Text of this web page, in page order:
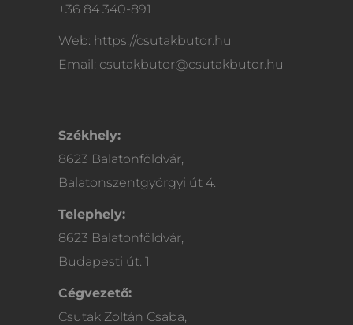
+36 84 340-891
Web: https://csutakbutor.hu
Email: csutakbutor@csutakbutor.hu
Székhely:
8623 Balatonföldvár,
Balatonszentgyörgyi út 4.
Telephely:
8623 Balatonföldvár,
Budapesti út. 1
Cégvezető:
Csutak Zoltán Csaba,